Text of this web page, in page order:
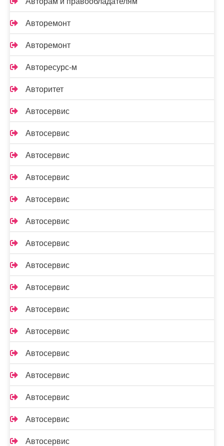
Авторемонт
Авторемонт
Авторесурс-м
Авторитет
Автосервис
Автосервис
Автосервис
Автосервис
Автосервис
Автосервис
Автосервис
Автосервис
Автосервис
Автосервис
Автосервис
Автосервис
Автосервис
Автосервис
Автосервис
Автосервис